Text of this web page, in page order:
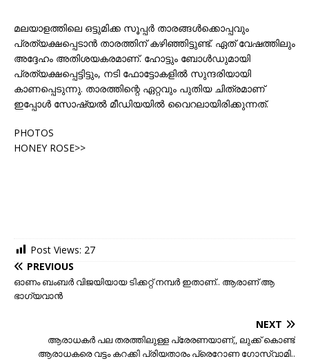
മലയാളത്തിലെ ഒട്ടുമിക്ക സൂപ്പർ താരങ്ങൾക്കൊപ്പവും
പ്രത്യക്ഷപ്പെടാൻ താരത്തിന് കഴിഞ്ഞിട്ടുണ്ട്. ഏത് വേഷത്തിലും
അദ്ദേഹം അതിശയകരമാണ്. ഹോട്ടും ബോൾഡുമായി
പ്രത്യക്ഷപ്പെട്ടിട്ടും, നടി ഫോട്ടോകളിൽ സുന്ദരിയായി
കാണപ്പെടുന്നു. താരത്തിന്റെ ഏറ്റവും പുതിയ ചിത്രമാണ്
ഇപ്പോൾ സോഷ്യൽ മീഡിയയിൽ വൈറലായിരിക്കുന്നത്.
PHOTOS
HONEY ROSE>>
Post Views: 27
PREVIOUS
ഓണം ബംബര്‍ വിജയിയായ ടിക്കറ്റ്‌ നമ്പര്‍ ഇതാണ്.. ആരാണ് ആ
ഭാഗ്യവാന്‍
NEXT
ആരാധകര്‍ പല തരത്തിലുള്ള പ്രേരണയാണ്,, ലുക്ക് കൊണ്ട്
ആരാധകരെ വട്ടം കറക്കി പ്രിയതാരം പ്രെറോണ ഗോസ്വാമി..